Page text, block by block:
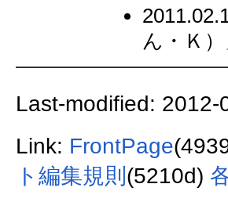
ん・Ｋ
Last-modified:
Link: FrontPage
ト編集規則 (5210d)